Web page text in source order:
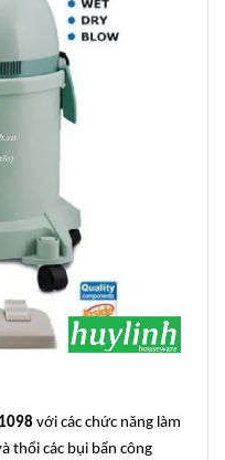
với các chức năng làm
thổi các bụi bẩn công